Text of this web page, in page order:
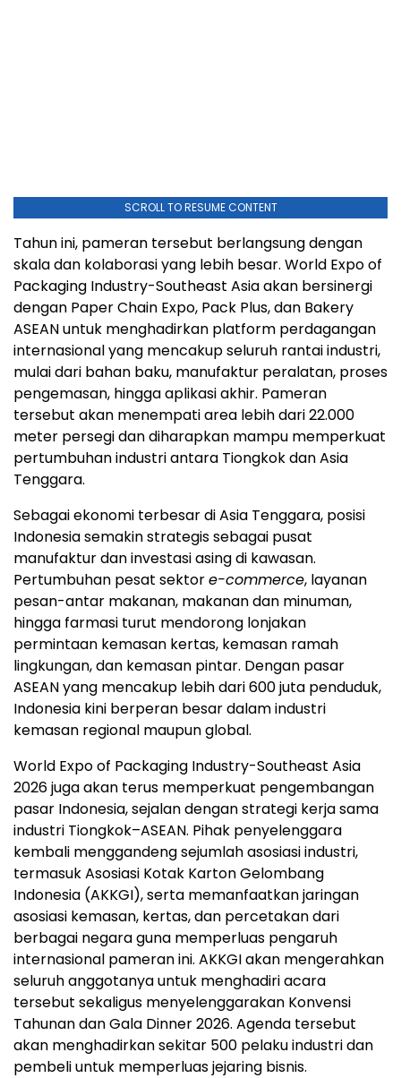
SCROLL TO RESUME CONTENT
Tahun ini, pameran tersebut berlangsung dengan
skala dan kolaborasi yang lebih besar. World Expo of
Packaging Industry-Southeast Asia akan bersinergi
dengan Paper Chain Expo, Pack Plus, dan Bakery
ASEAN untuk menghadirkan platform perdagangan
internasional yang mencakup seluruh rantai industri,
mulai dari bahan baku, manufaktur peralatan, proses
pengemasan, hingga aplikasi akhir. Pameran
tersebut akan menempati area lebih dari 22.000
meter persegi dan diharapkan mampu memperkuat
pertumbuhan industri antara Tiongkok dan Asia
Tenggara.
Sebagai ekonomi terbesar di Asia Tenggara, posisi
Indonesia semakin strategis sebagai pusat
manufaktur dan investasi asing di kawasan.
Pertumbuhan pesat sektore-commerce, layanan
pesan-antar makanan, makanan dan minuman,
hingga farmasi turut mendorong lonjakan
permintaan kemasan kertas, kemasan ramah
lingkungan, dan kemasan pintar. Dengan pasar
ASEAN yang mencakup lebih dari 600 juta penduduk,
Indonesia kini berperan besar dalam industri
kemasan regional maupun global.
World Expo of Packaging Industry-Southeast Asia
2026 juga akan terus memperkuat pengembangan
pasar Indonesia, sejalan dengan strategi kerja sama
industri Tiongkok–ASEAN. Pihak penyelenggara
kembali menggandeng sejumlah asosiasi industri,
termasuk Asosiasi Kotak Karton Gelombang
Indonesia (AKKGI), serta memanfaatkan jaringan
asosiasi kemasan, kertas, dan percetakan dari
berbagai negara guna memperluas pengaruh
internasional pameran ini. AKKGI akan mengerahkan
seluruh anggotanya untuk menghadiri acara
tersebut sekaligus menyelenggarakan Konvensi
Tahunan dan Gala Dinner 2026. Agenda tersebut
akan menghadirkan sekitar 500 pelaku industri dan
pembeli untuk memperluas jejaring bisnis.